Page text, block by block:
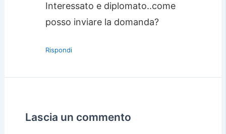
Interessato e diplomato..come
posso inviare la domanda?
Rispondi
Lascia un commento